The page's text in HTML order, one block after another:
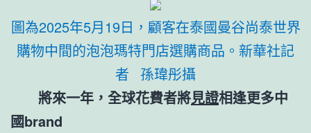
圖為2025年5月19日，顧客在泰國曼谷尚泰世界
購物中間的泡泡瑪特門店選購商品。新華社記
者 孫瑋彤攝
將來一年，全球花費者將見證相逢更多中
國brand